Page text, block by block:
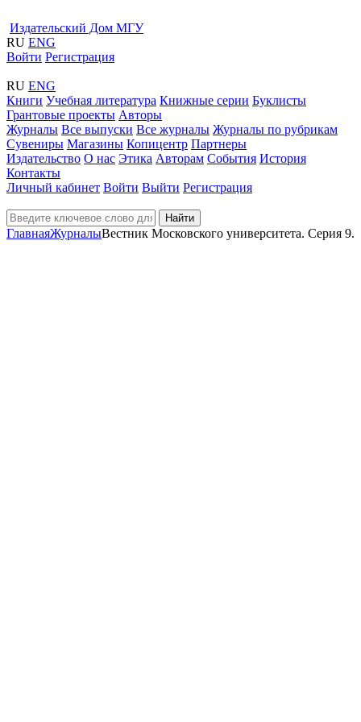
Издательский Дом МГУ
RU ENG
Войти Регистрация
RU ENG
Книги Учебная литература Книжные серии Буклисты
Грантовые проекты Авторы
Журналы Все выпуски Все журналы Журналы по рубрикам
Сувениры Магазины Копицентр Партнеры
Издательство О нас Этика Авторам События История
Контакты
Личный кабинет Войти Выйти Регистрация
Найти
ГлавнаяЖурналыВестник Московского университета. Серия 9.